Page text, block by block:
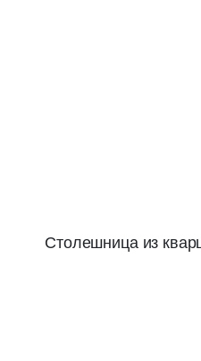
Столешница из